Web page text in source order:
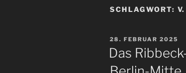
SCHLAGWORT:
VERÖFFENTLICHT
AM
28. FEBRUAR 2025
Das